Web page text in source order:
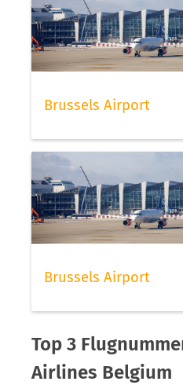
Brussels Airport
Brussels Airport
Top 3
Airlines Belgium